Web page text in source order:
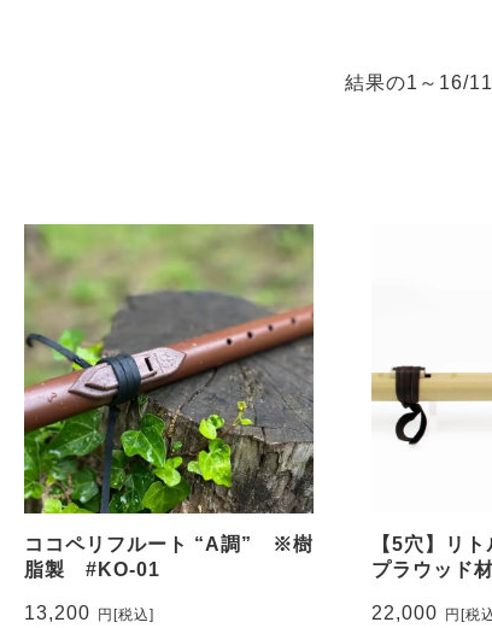
結果の1～16/
ココペリフルート “A調” ※樹
脂製 #KO-01
13,200 円[税込]
【5穴】リ
プラウッド
22,000 円[税